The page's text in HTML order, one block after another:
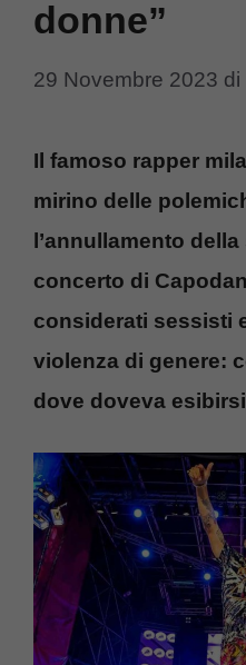
donne”
29 Novembre 2023 di
Il famoso rapper
mirino delle
l’annullamento
concerto di
considerati sessisti
violenza di genere:
dove doveva